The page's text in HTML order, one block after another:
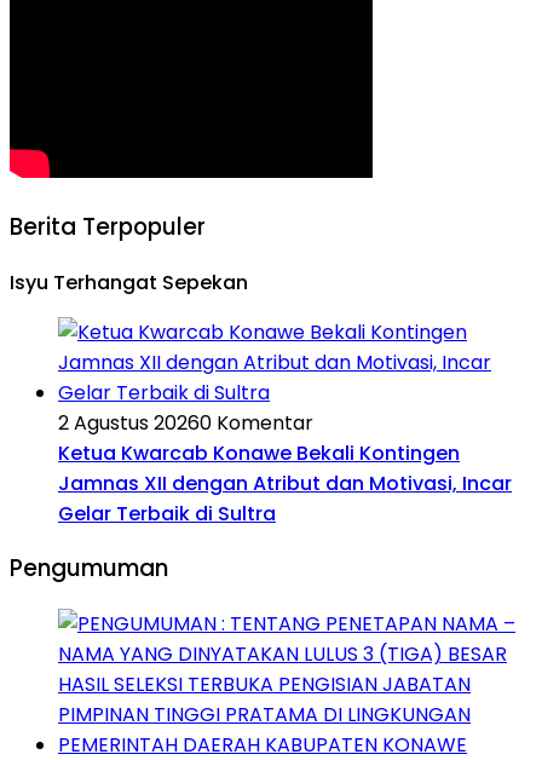
Berita Terpopuler
Isyu Terhangat Sepekan
2 Agustus 20260 Komentar
Ketua Kwarcab Konawe Bekali Kontingen
Jamnas XII dengan Atribut dan Motivasi, Incar
Gelar Terbaik di Sultra
Pengumuman